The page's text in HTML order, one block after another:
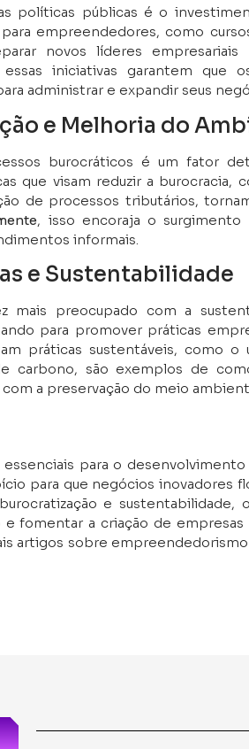
políticas públicas é o
empreendedores, como
novos líderes
iniciativas garantem que
administrar e expandir seus
e Melhoria do
burocráticos é um fator
que visam reduzir a burocracia,
de processos tributários,
, isso encoraja o
informais.
e Sustentabilidade
mais preocupado com a
para promover práticas
práticas sustentáveis, como o
carbono, são exemplos de
a preservação do meio
para o
para que negócios inovadores
e
fomentar a criação de empresas
artigos sobre